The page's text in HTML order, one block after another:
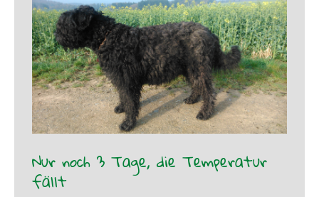
Nur noch 3 Tage, die Temperatur
fällt